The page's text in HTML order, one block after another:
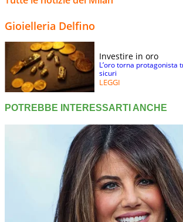
Gioielleria Delfino
Investire in oro
L’oro torna protagonista
sicuri
LEGGI